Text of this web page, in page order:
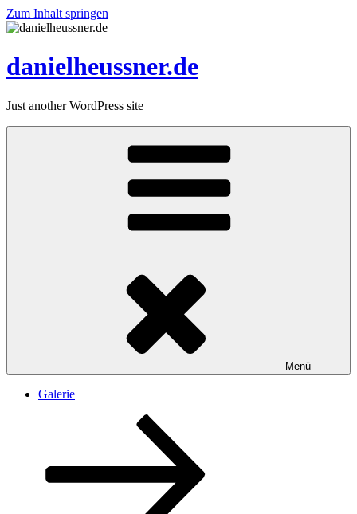
Zum Inhalt springen
danielheussner.de
Just another WordPress site
Menü
Galerie